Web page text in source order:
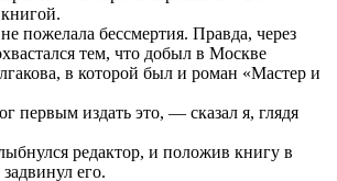
пожелала бессмертия. Правда, через
тем, что добыл в Москве
в которой был и роман «Мастер и
первым издать это, — сказал я, глядя
редактор, и положив книгу в
его.